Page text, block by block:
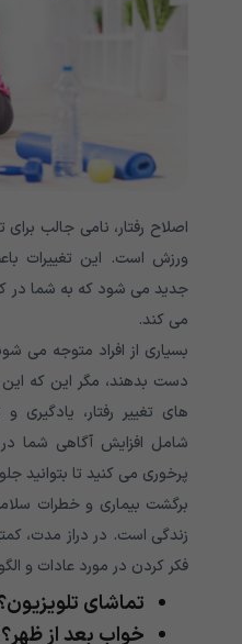
اصلاح رفتار، نامی جالب
ورزش است. این تغییرات
جدید می شود که به شما در
می کند.
بسیاری از افراد متوجه می
دست بدهند، مگر این که این
های تغییر رفتار، یادگیری
شامل افزایش آگاهی شما
پرخوری می کنید تا بتوانید
برگشت بیماری و خطرات
زندگی است. در دراز مدت،
فکر کردن در مورد عادات و
تماشای
خواب بعد از ظهر؟